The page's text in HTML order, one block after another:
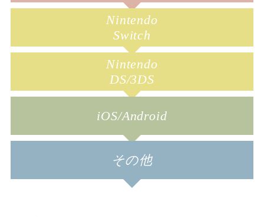
Nintendo
Switch
Nintendo
DS/3DS
iOS/Android
その他